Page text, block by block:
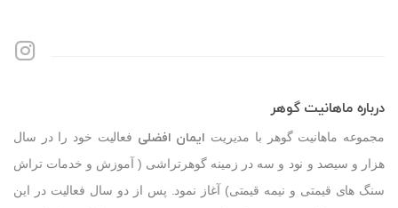
درباره ماهانیت گوهر
مجموعه ماهانیت گوهر با مدیریت ایمان افضلی فعالیت خود را در سال
هزار و سیصد و نود و سه در زمینه گوهرتراشی ( آموزش و خدمات تراش
سنگ های قیمتی و نیمه قیمتی) آغاز نمود. پس از دو سال فعالیت در این